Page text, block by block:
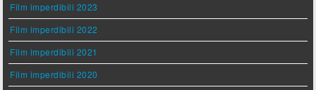
Film imperdibili 2023
Film imperdibili 2022
Film imperdibili 2021
Film imperdibili 2020